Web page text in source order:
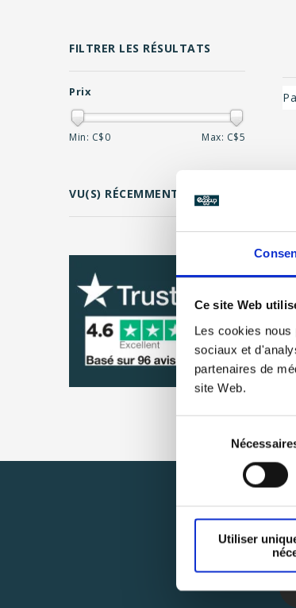
Ce site Web
Les cookies
sociaux et
partenaires de
site Web.
consentement
Utiliser
FILTRER LES RÉSULTATS
Prix
Min: C$0 Max: C$5
VU(S) RÉCEMMENT